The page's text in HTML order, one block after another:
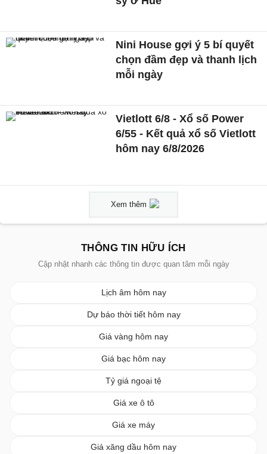
Nini House gợi ý 5 bí quyết
chọn đầm đẹp và thanh lịch
mỗi ngày
Vietlott 6/8 - Xổ số Power
6/55 - Kết quả xổ số Vietlott
hôm nay 6/8/2026
Xem thêm
THÔNG TIN HỮU ÍCH
Cập nhật nhanh các thông tin được quan tâm mỗi ngày
Lịch âm hôm nay
Dự báo thời tiết hôm nay
Giá vàng hôm nay
Giá bạc hôm nay
Tỷ giá ngoại tệ
Giá xe ô tô
Giá xe máy
Giá xăng dầu hôm nay